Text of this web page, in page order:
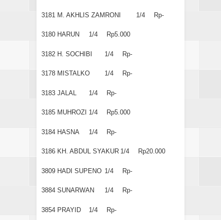
3181 M. AKHLIS ZAMRONI 1/4 Rp-
3180 HARUN 1/4 Rp5.000
3182 H. SOCHIBI 1/4 Rp-
3178 MISTALKO 1/4 Rp-
3183 JALAL 1/4 Rp-
3185 MUHROZI 1/4 Rp5.000
3184 HASNA 1/4 Rp-
3186 KH. ABDUL SYAKUR 1/4 Rp20.000
3809 HADI SUPENO 1/4 Rp-
3884 SUNARWAN 1/4 Rp-
3854 PRAYID 1/4 Rp-